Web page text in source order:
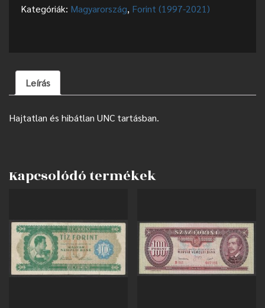
Kategóriák: Magyarország, Forint (1997-2021)
Leírás
Hajtatlan és hibátlan UNC tartásban.
Kapcsolódó termékek